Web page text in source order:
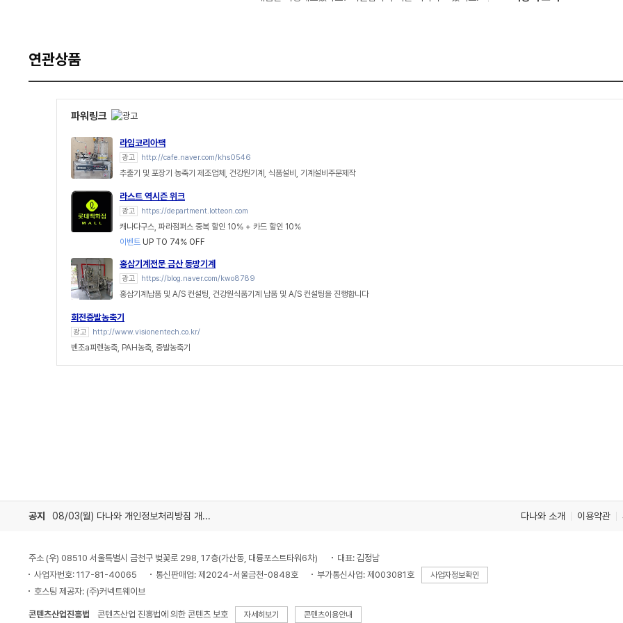
연관상품
파워링크
라임코리아팩
광고 http://cafe.naver.com/khs0546
추출기 및 포장기 농축기 제조업체, 건강원기계, 식품설비, 기계설비주문제작
라스트 역시즌 위크
광고 https://department.lotteon.com
캐나다구스, 파라점퍼스 중복 할인 10% + 카드 할인 10%
이벤트 UP TO 74% OFF
홍삼기계전문 금산 동방기계
광고 https://blog.naver.com/kwo8789
홍삼기계납품 및 A/S 컨설팅, 건강원식품기계 납품 및 A/S 컨설팅을 진행합니다
회전증발농축기
광고 http://www.visionentech.co.kr/
벤조a피렌농축, PAH농축, 증발농축기
공지 08/03(월) 다나와 개인정보처리방침 개정 안내 다나와 소개 이용약관
주소 (우) 08510 서울특별시 금천구 벚꽃로 298, 17층(가산동, 대륭포스트타워6차)
대표: 김정남
사업자번호: 117-81-40065
통신판매업: 제2024-서울금천-0848호 부가통신사업: 제003081호 사업자정보확인
호스팅 제공자: (주)커넥트웨이브
콘텐츠산업진흥법 콘텐츠산업 진흥법에 의한 콘텐츠 보호 자세히보기 콘텐츠이용안내